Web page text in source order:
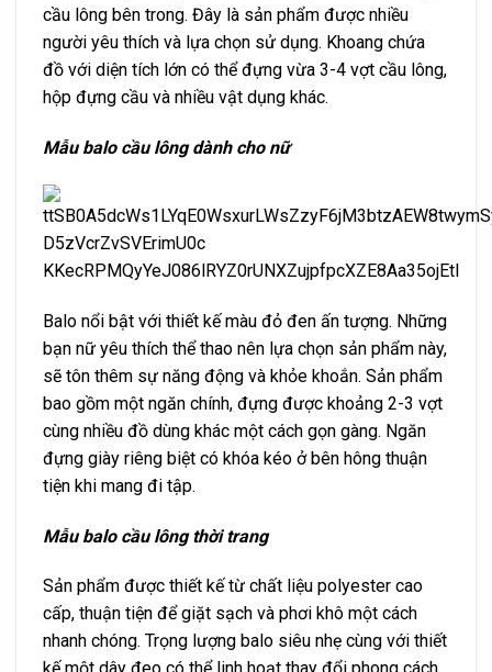
cầu lông bên trong. Đây là sản phẩm được nhiều
người yêu thích và lựa chọn sử dụng. Khoang chứa
đồ với diện tích lớn có thể đựng vừa 3-4 vợt cầu lông,
hộp đựng cầu và nhiều vật dụng khác.
Mẫu balo cầu lông dành cho nữ
Balo nổi bật với thiết kế màu đỏ đen ấn tượng. Những
bạn nữ yêu thích thể thao nên lựa chọn sản phẩm này,
sẽ tôn thêm sự năng động và khỏe khoắn. Sản phẩm
bao gồm một ngăn chính, đựng được khoảng 2-3 vợt
cùng nhiều đồ dùng khác một cách gọn gàng. Ngăn
đựng giày riêng biệt có khóa kéo ở bên hông thuận
tiện khi mang đi tập.
Mẫu balo cầu lông thời trang
Sản phẩm được thiết kế từ chất liệu polyester cao
cấp, thuận tiện để giặt sạch và phơi khô một cách
nhanh chóng. Trọng lượng balo siêu nhẹ cùng với thiết